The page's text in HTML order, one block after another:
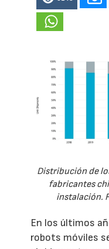
Distribución de
fabricantes
instalación.
En los últimos
robots móviles